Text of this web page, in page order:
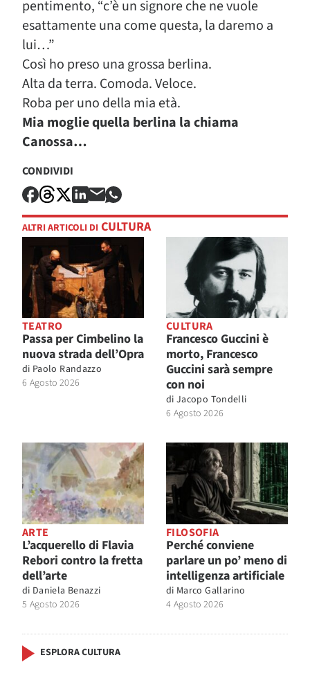
pentimento, “c’è un signore che ne vuole
esattamente una come questa, la daremo a
lui…”
Così ho preso una grossa berlina.
Alta da terra. Comoda. Veloce.
Roba per uno della mia età.
Mia moglie quella berlina la chiama
Canossa…
CONDIVIDI
ALTRI ARTICOLI DI CULTURA
TEATRO
Passa per Cimbelino la
nuova strada dell’Opra
di Paolo Randazzo
6 Agosto 2026
CULTURA
Francesco Guccini è
morto, Francesco
Guccini sarà sempre
con noi
di Jacopo Tondelli
6 Agosto 2026
ARTE
L’acquerello di Flavia
Rebori contro la fretta
dell’arte
di Daniela Benazzi
5 Agosto 2026
FILOSOFIA
Perché conviene
parlare un po’ meno di
intelligenza artificiale
di Marco Gallarino
4 Agosto 2026
ESPLORA CULTURA